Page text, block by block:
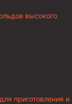
высокого
приготовления и